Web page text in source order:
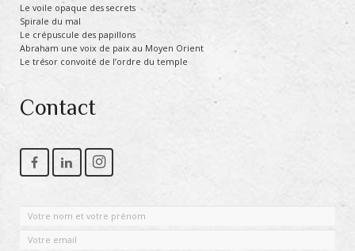
Le voile opaque des secrets
Spirale du mal
Le crépuscule des papillons
Abraham une voix de paix au Moyen Orient
Le trésor convoité de l’ordre du temple
Contact